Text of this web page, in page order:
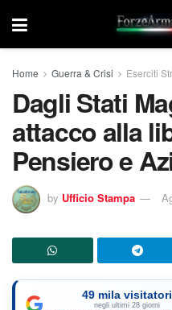
Home Guerra & Crisi Eserciti
Dagli Stati
attacco alla
Pensiero e
by Ufficio Stampa
49 mila visitatori
negli ultimi 28 giorni